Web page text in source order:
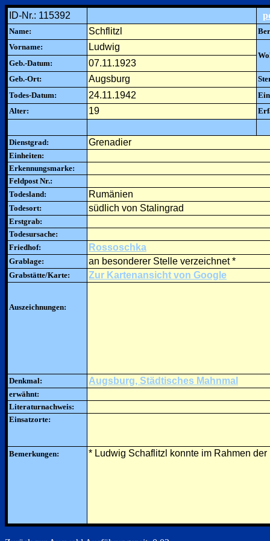
ID-Nr.: 115392
Name: Schflitzl
Vorname:
Ludwig
Geb.-Datum:
07.11.1923
Geb.-Ort: Augsburg
Todes-Datum:
24.11.1942
Alter:
19
Dienstgrad: Grenadier
Einheiten:
Erkennungsmarke:
Feldpost Nr.:
Todesland:
Rumänien
Todesort: südlich von Stalingrad
Erstgrab:
Todesursache:
Friedhof:
Rossoschka
Grablage: an besonderer Stelle verzeichnet *
Grabstätte/Karte: Zur Kartenansicht von Google
Auszeichnungen:
Denkmal: Augsburg, Städtisches Mahnmal
erwähnt:
Literaturnachweis:
Einsatzorte:
Bemerkungen: * Ludwig Schaflitzl konnte im Rahmen